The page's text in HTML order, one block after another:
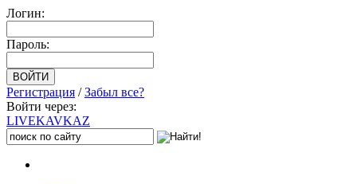
Логин:
Пароль:
Регистрация /Забыл все?
Войти через:
LIVEKAVKAZ